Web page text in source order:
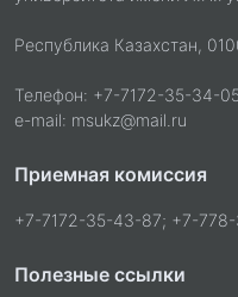
Республика Казахстан,
Телефон: +7-7172-35-34-
e-mail: msukz@mail.ru
Приемная комиссия
+7-7172-35-43-87; +7-
Полезные ссылки